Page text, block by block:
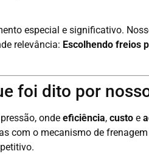
especial e significativo.
relevância: Escolhendo freios
foi dito por
onde eficiência, custoe
com o mecanismo de